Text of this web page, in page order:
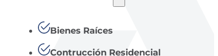
Bienes Raíces
Contrucción Residencial